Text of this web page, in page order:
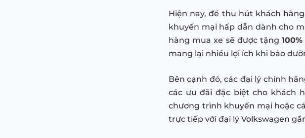
Hiện nay, để thu hút khách
khuyến mại hấp dẫn dành cho
hàng mua xe sẽ được tặng
mang lại nhiều lợi ích khi bảo
Bên cạnh đó, các đại lý chính
các ưu đãi đặc biệt cho khách
chương trình khuyến mại hoặc
trực tiếp với đại lý Volkswagen